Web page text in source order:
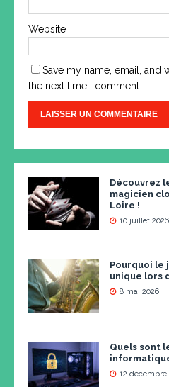
Website
Save my name, email, and
the next time I comment.
Découvrez
magicien
Loire !
10 juillet 2026
Pourquoi le
unique lors
8 mai 2026
Quels sont
12 décembre